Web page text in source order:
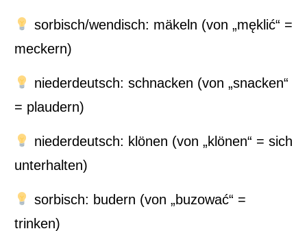
sorbisch/wendisch: mäkeln (von „męklić“ =
meckern)
niederdeutsch: schnacken (von „snacken“
= plaudern)
niederdeutsch: klönen (von „klönen“ = sich
unterhalten)
sorbisch: budern (von „buzować“ =
trinken)